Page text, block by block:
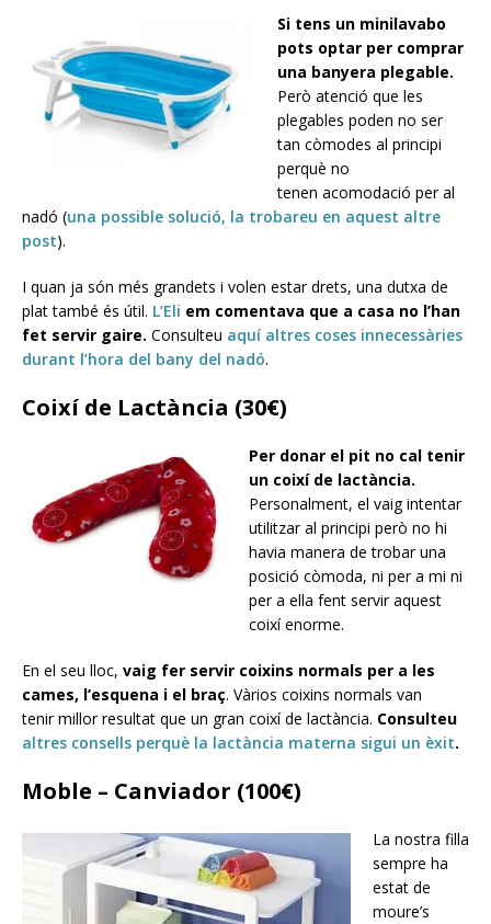
Si tens un minilavabo
pots optar per comprar
una banyera plegable.
Però atenció que les
plegables poden no ser
tan còmodes al principi
perquè no
tenen acomodació per al
nadó (una possible solució, la trobareu en aquest altre
post).
I quan ja són més grandets i volen estar drets, una dutxa de
plat també és útil. L’Eli em comentava que a casa no l’han
fet servir gaire. Consulteu aquí altres coses innecessàries
durant l’hora del bany del nadó.
Coixí de Lactància (30€)
Per donar el pit no cal tenir
un coixí de lactància.
Personalment, el vaig intentar
utilitzar al principi però no hi
havia manera de trobar una
posició còmoda, ni per a mi ni
per a ella fent servir aquest
coixí enorme.
En el seu lloc, vaig fer servir coixins normals per a les
cames, l’esquena i el braç. Vàrios coixins normals van
tenir millor resultat que un gran coixí de lactància. Consulteu
altres consells perquè la lactància materna sigui un èxit.
Moble – Canviador (100€)
La nostra filla
sempre ha
estat de
moure’s